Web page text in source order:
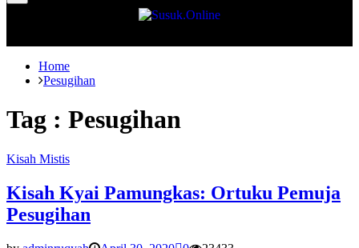
Menu
Home
Pesugihan
Tag : Pesugihan
Kisah Mistis
Kisah Kyai Pamungkas: Ortuku Pemuja
Pesugihan